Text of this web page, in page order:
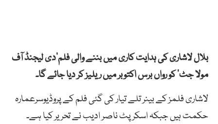
بلال لاشاری کی ہدایت کاری میں بننے والی فلم’دی لیجنڈ آف
مولا جٹ‘ کو رواں برس اکتوبر میں ریلیز کر دیا جائے گا۔
لاشاری فلمز کے بینر تلے تیار کی گئی فلم کے پروڈیوسرعمارہ
حکمت ہیں جبکہ اسکرپٹ ناصر ادیب نے تحریر کیا ہے۔